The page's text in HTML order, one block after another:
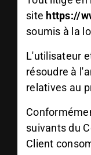
site https://
soumis à la
L'utilisateur
résoudre à
relatives au
suivants du
Client